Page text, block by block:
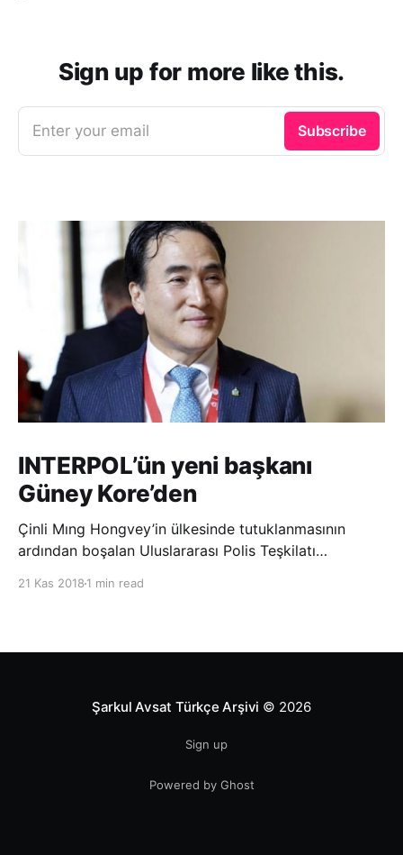
Sign up for more like this.
Enter your email Subscribe
INTERPOL’ün yeni başkanı
Güney Kore’den
Çinli Mıng Hongvey’in ülkesinde tutuklanmasının
ardından boşalan Uluslararası Polis Teşkilatı
21 Kas 2018 1 min read
Şarkul Avsat Türkçe Arşivi © 2026
Sign up
Powered by Ghost